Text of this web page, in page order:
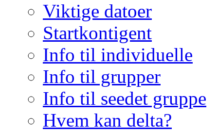
Viktige datoer
Startkontigent
Info til individuelle
Info til grupper
Info til seedet gruppe
Hvem kan delta?